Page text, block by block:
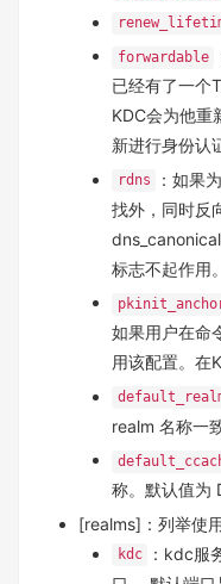
forwardable
已经有了一个
KDC会为他重
新进行身份认
rdns
：如果
找外，同时反
标志不起作用。
如果用户在命
用该配置。在
realm 名称一
称。默认值为
[realms]：列举使
kdc
：kdc服